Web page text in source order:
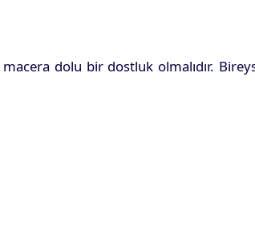
dolu bir dostluk olmalıdır.